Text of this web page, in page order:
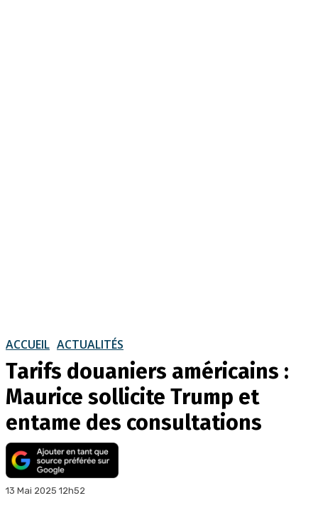
ACCUEIL ACTUALITÉS
Tarifs douaniers américains :
Maurice sollicite Trump et
entame des consultations
13 Mai 2025 12h52